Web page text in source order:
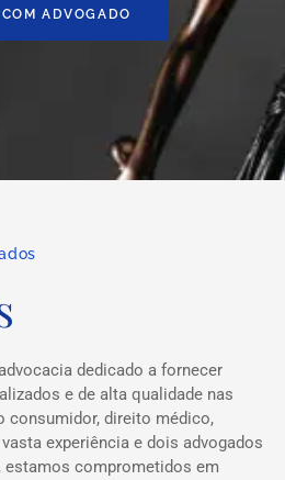
ADVOGADO
dedicado a fornecer
e de alta qualidade nas
consumidor, direito médico,
experiência e dois advogados
estamos comprometidos em